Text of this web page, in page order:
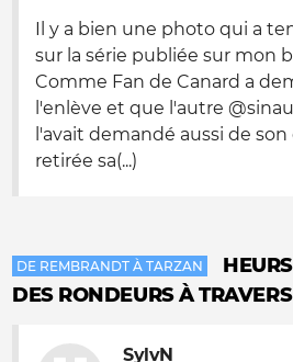
Il y a bien une photo qui a
sur la série publiée sur mon
Comme Fan de Canard a
l'enlève et que l'autre
l'avait demandé aussi de
retirée sa(...)
DE REMBRANDT À TARZAN
DES RONDEURS À
SylvN